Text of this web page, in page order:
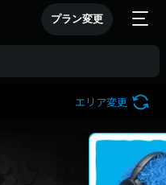
プラン変更
エリア変更